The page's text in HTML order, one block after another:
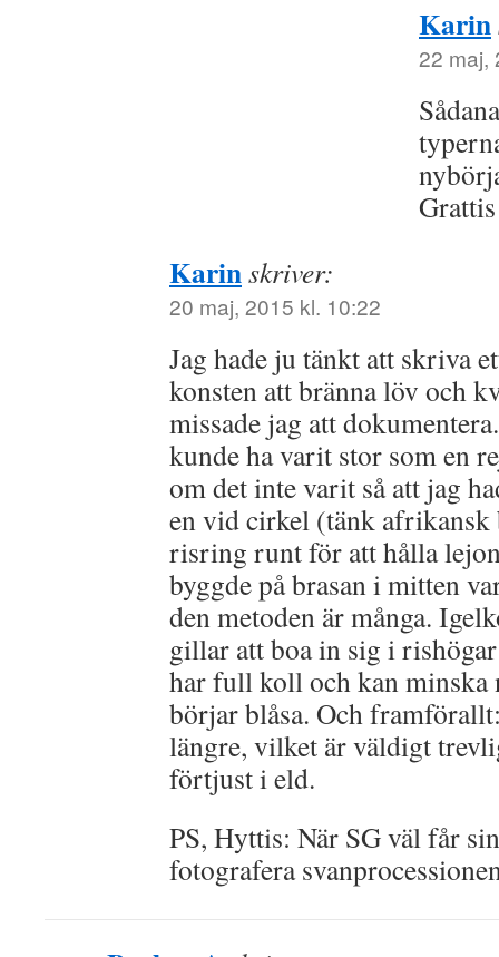
Karin
22 maj,
Karinskriver:
20 maj, 2015 kl. 10:22
Jag hade ju tänkt att skriva
konsten att bränna löv och
missade jag att
kunde ha varit stor som en
om det inte varit så att jag
en vid cirkel (tänk afrikansk
risring runt för att hålla
byggde på brasan i mitten
den metoden är många.
gillar att boa in sig i
har full koll och kan minska
börjar blåsa. Och
längre, vilket är väldigt
förtjust i eld.
PS, Hyttis: När SG väl får
fotografera